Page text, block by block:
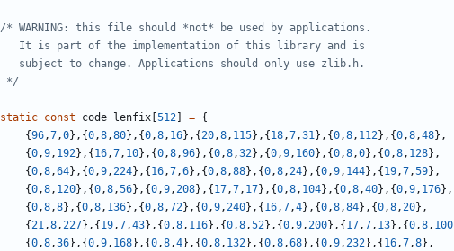
     */
static const code lenfix 512 = {
{96,7,0},{0,8,80},{0,8, 16},{20,8, 115},{ 18,7,31},{0,8, 112},{0,8,48},
{0,9, 192},{ 16,7, 10},{0,8,96},{0,8,32},{0,9, 160},{0,8,0},{0,8, 128},
{0,8,64},{0,9,224},{ 16,7,6},{0,8,88},{0,8,24},{0,9, 144},{ 19,7,59},
{0,8, 120},{0,8,56},{0,9,208},{ 17,7, 17},{0,8, 104},{0,8,40},{0,9, 176},
{0,8,8},{0,8, 136},{0,8,72},{0,9,240},{ 16,7,4},{0,8,84},{0,8,20},
{21,8,227},{ 19,7,43},{0,8, 116},{0,8,52},{0,9,200},{ 17,7, 13},{0,8, 100
{0,8,36},{0,9, 168},{0,8,4},{0,8, 132},{0,8,68},{0,9,232},{ 16,7,8},